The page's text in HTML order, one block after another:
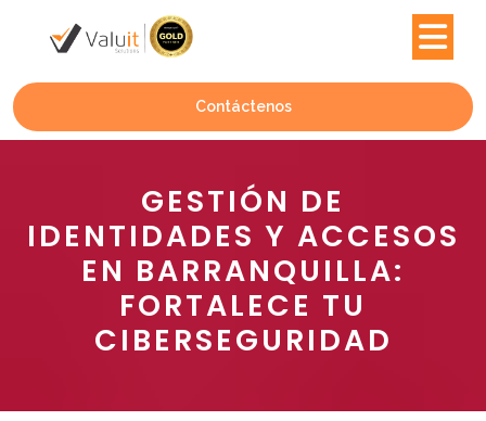
Contáctenos
GESTIÓN DE
IDENTIDADES Y ACCESOS
EN BARRANQUILLA:
FORTALECE TU
CIBERSEGURIDAD